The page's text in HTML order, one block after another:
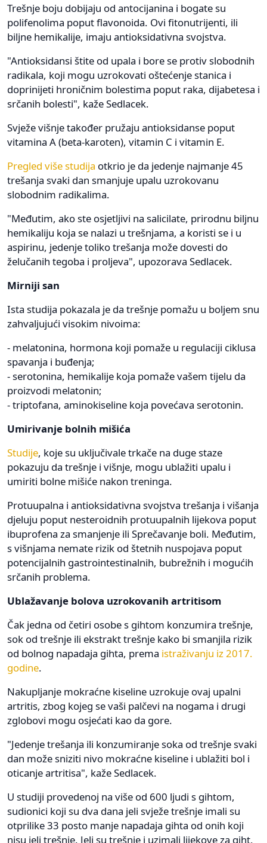
Trešnje boju dobijaju od antocijanina i bogate su
polifenolima poput flavonoida. Ovi fitonutrijenti, ili
biljne hemikalije, imaju antioksidativna svojstva.
"Antioksidansi štite od upala i bore se protiv slobodnih
radikala, koji mogu uzrokovati oštećenje stanica i
doprinijeti hroničnim bolestima poput raka, dijabetesa i
srčanih bolesti", kaže Sedlacek.
Svježe višnje također pružaju antioksidanse poput
vitamina A (beta-karoten), vitamin C i vitamin E.
Pregled više studija otkrio je da jedenje najmanje 45
trešanja svaki dan smanjuje upalu uzrokovanu
slobodnim radikalima.
"Međutim, ako ste osjetljivi na salicilate, prirodnu biljnu
hemikaliju koja se nalazi u trešnjama, a koristi se i u
aspirinu, jedenje toliko trešanja može dovesti do
želučanih tegoba i proljeva", upozorava Sedlacek.
Mirniji san
Ista studija pokazala je da trešnje pomažu u boljem snu
zahvaljujući visokim nivoima:
- melatonina, hormona koji pomaže u regulaciji ciklusa
spavanja i buđenja;
- serotonina, hemikalije koja pomaže vašem tijelu da
proizvodi melatonin;
- triptofana, aminokiseline koja povećava serotonin.
Umirivanje bolnih mišića
Studije, koje su uključivale trkače na duge staze
pokazuju da trešnje i višnje, mogu ublažiti upalu i
umiriti bolne mišiće nakon treninga.
Protuupalna i antioksidativna svojstva trešanja i višanja
djeluju poput nesteroidnih protuupalnih lijekova poput
ibuprofena za smanjenje ili Sprečavanje boli. Međutim,
s višnjama nemate rizik od štetnih nuspojava poput
potencijalnih gastrointestinalnih, bubrežnih i mogućih
srčanih problema.
Ublažavanje bolova uzrokovanih artritisom
Čak jedna od četiri osobe s gihtom konzumira trešnje,
sok od trešnje ili ekstrakt trešnje kako bi smanjila rizik
od bolnog napadaja gihta, prema istraživanju iz 2017.
godine.
Nakupljanje mokraćne kiseline uzrokuje ovaj upalni
artritis, zbog kojeg se vaši palčevi na nogama i drugi
zglobovi mogu osjećati kao da gore.
"Jedenje trešanja ili konzumiranje soka od trešnje svaki
dan može sniziti nivo mokraćne kiseline i ublažiti bol i
oticanje artritisa", kaže Sedlacek.
U studiji provedenoj na više od 600 ljudi s gihtom,
sudionici koji su dva dana jeli svježe trešnje imali su
otprilike 33 posto manje napadaja gihta od onih koji
nisu jeli trešnje. Jeli su trešnje i uzimali lijekove za giht,